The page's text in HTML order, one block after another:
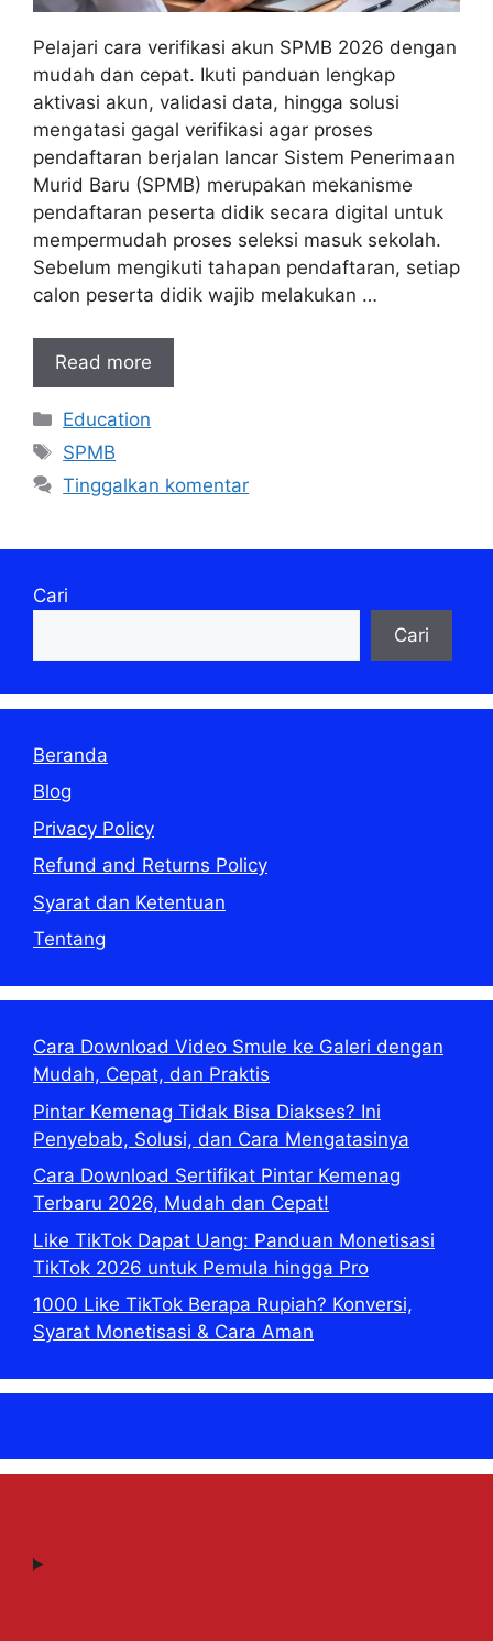
Pelajari cara verifikasi akun SPMB 2026 dengan
mudah dan cepat. Ikuti panduan lengkap
aktivasi akun, validasi data, hingga solusi
mengatasi gagal verifikasi agar proses
pendaftaran berjalan lancar Sistem Penerimaan
Murid Baru (SPMB) merupakan mekanisme
pendaftaran peserta didik secara digital untuk
mempermudah proses seleksi masuk sekolah.
Sebelum mengikuti tahapan pendaftaran, setiap
calon peserta didik wajib melakukan …
Read more
Kategori
Education
Tag
SPMB
Tinggalkan komentar
Cari
Cari
Beranda
Blog
Privacy Policy
Refund and Returns Policy
Syarat dan Ketentuan
Tentang
Cara Download Video Smule ke Galeri dengan
Mudah, Cepat, dan Praktis
Pintar Kemenag Tidak Bisa Diakses? Ini
Penyebab, Solusi, dan Cara Mengatasinya
Cara Download Sertifikat Pintar Kemenag
Terbaru 2026, Mudah dan Cepat!
Like TikTok Dapat Uang: Panduan Monetisasi
TikTok 2026 untuk Pemula hingga Pro
1000 Like TikTok Berapa Rupiah? Konversi,
Syarat Monetisasi & Cara Aman